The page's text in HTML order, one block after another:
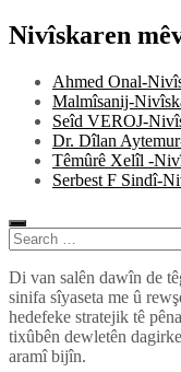
Nivîskaren
Ahmed Onal-
Malmîsanij-
Seîd VEROJ-
Dr. Dîlan
Têmûrê Xelîl -
Serbest F Sindî-
Search
for:
Pêlkurd
Di van salên dawîn de
sinifa sîyaseta me û
hedefeke stratejik tê
tixûbên dewletên
aramî bijîn.